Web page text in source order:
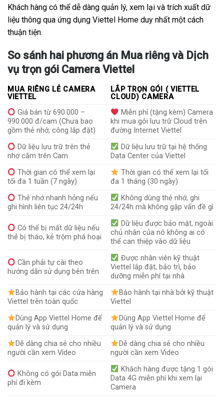
Khách hàng có thể dễ dàng quản lý, xem lại và trích xuất dữ
liệu thông qua ứng dụng Viettel Home duy nhất một cách
thuận tiện.
So sánh hai phương án Mua riêng và Dịch
vụ trọn gói Camera Viettel
MUA RIÊNG LẺ CAMERA
VIETTEL
LẮP TRỌN GÓI ( VIETTEL
CLOUD) CAMERA
Giá bán từ 690.000 –
990.000 đ/cam (Chưa bao
gồm thẻ nhớ, công lắp đặt)
Miễn phí (tặng kèm) Camera
khi mua gói lưu trữ Cloud trên
đường Internet Viettel
Dữ liệu lưu trữ trên thẻ
nhớ cắm trên Cam
Dữ liệu lưu trữ tại hệ thống
Data Center của Viettel
Thời gian có thể xem lại
tối đa 1 tuần (7 ngày)
Thời gian có thể xem lại tối
đa 1 tháng (30 ngày)
Thẻ nhớ nhanh hỏng nếu
ghi hình liên tục 24/24h
Không dùng thẻ nhớ, ghi
24/24h mà không gặp vấn đề gì
Có thể bị mất dữ liệu nếu
thẻ bị tháo, kẻ trộm phá hoại
Dữ liệu được bảo mật, ngoài
chủ nhân của nó không ai có
thể can thiệp vào dữ liệu
Cần phải tự cài theo
hướng dẫn sử dụng bên trên
Được nhân viên kỹ thuật
Viettel lắp đặt, bảo trì, bảo
dưỡng miễn phí tại nhà
Bảo hành tại các cửa hàng
Viettel trên toàn quốc
Bảo hành tại nhà bởi kỹ thuật
Viettel
Dùng App Viettel Home để
quản lý và sử dụng
Dùng App Viettel Home để
quản lý và sử dụng
Dễ dàng chia sẻ cho nhiều
người cần xem Video
Dễ dàng chia sẻ cho nhiều
người cần xem Video
Không có gói Data miễn
phí đi kèm
Khách hàng được tặng 1 gói
Data 4G miễn phí khi xem lại
Camera